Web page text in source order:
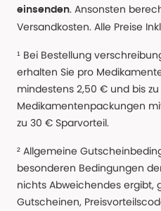
einsenden. Ansonsten
Versandkosten. Alle Preise
¹ Bei Bestellung
erhalten Sie pro
mindestens 2,50 € und bis
Medikamentenpackungen
zu 30 € Sparvorteil.
² Allgemeine
besonderen Bedingungen
nichts Abweichendes ergibt,
Gutscheinen,